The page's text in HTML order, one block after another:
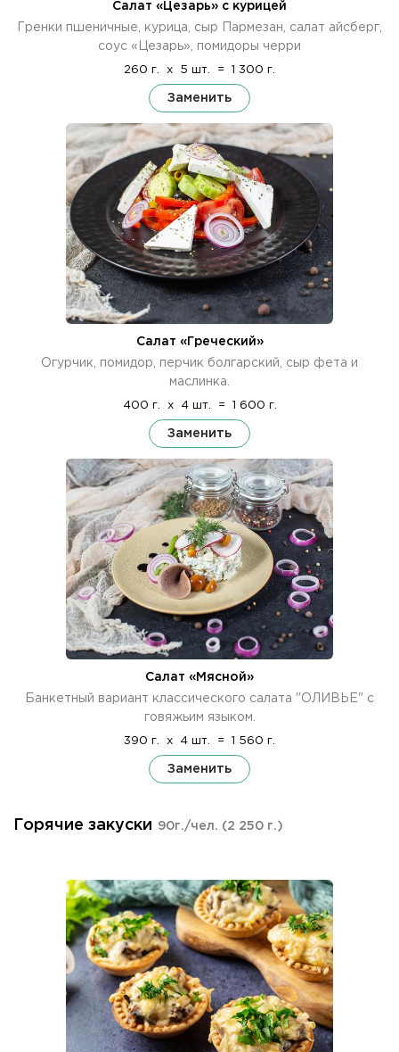
Салат «Цезарь» с курицей
Гренки пшеничные, курица, сыр Пармезан, салат айсберг,
соус «Цезарь», помидоры черри
260 г. x 5 шт. = 1 300 г.
Заменить
Салат «Греческий»
Огурчик, помидор, перчик болгарский, сыр фета и
маслинка.
400 г. x 4 шт. = 1 600 г.
Заменить
Салат «Мясной»
Банкетный вариант классического салата "ОЛИВЬЕ" с
говяжьим языком.
390 г. x 4 шт. = 1 560 г.
Заменить
Горячие закуски 90г./чел. (2 250 г.)